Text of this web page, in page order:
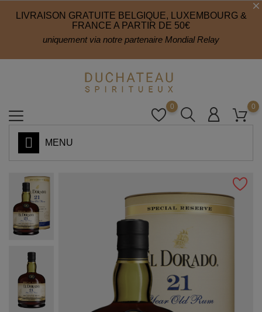
LIVRAISON GRATUITE BELGIQUE, LUXEMBOURG &
FRANCE A PARTIR DE 50€
uniquement via notre partenaire Mondial Relay
0
0
MENU